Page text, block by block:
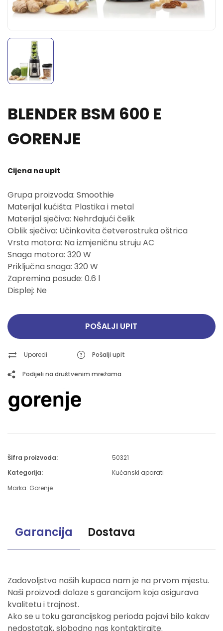
BLENDER BSM 600 E
GORENJE
Cijena na upit
Grupa proizvoda: Smoothie
Materijal kućišta: Plastika i metal
Materijal sječiva: Nehrđajući čelik
Oblik sječiva: Učinkovita četverostruka oštrica
Vrsta motora: Na izmjeničnu struju AC
Snaga motora: 320 W
Priključna snaga: 320 W
Zapremina posude: 0.6 l
Displej: Ne
POŠALJI UPIT
Uporedi Pošalji upit
Podijeli na društvenim mrežama
Šifra proizvoda:
50321
Kategorija:
Kućanski aparati
Marka: Gorenje
Garancija Dostava
Zadovoljstvo naših kupaca nam je na prvom mjestu.
Naši proizvodi dolaze s garancijom koja osigurava
kvalitetu i trajnost.
Ako se u toku garancijskog perioda pojavi bilo kakav
nedostatak, slobodno nas kontaktirajte.